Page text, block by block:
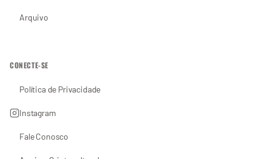
Arquivo
CONECTE-SE
Política de Privacidade
Instagram
Fale Conosco